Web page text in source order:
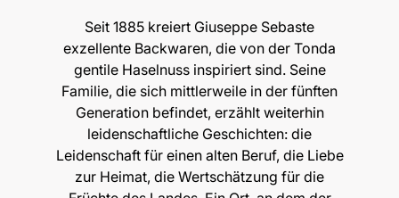
Seit 1885 kreiert Giuseppe Sebaste
exzellente Backwaren, die von der Tonda
gentile Haselnuss inspiriert sind. Seine
Familie, die sich mittlerweile in der fünften
Generation befindet, erzählt weiterhin
leidenschaftliche Geschichten: die
Leidenschaft für einen alten Beruf, die Liebe
zur Heimat, die Wertschätzung für die